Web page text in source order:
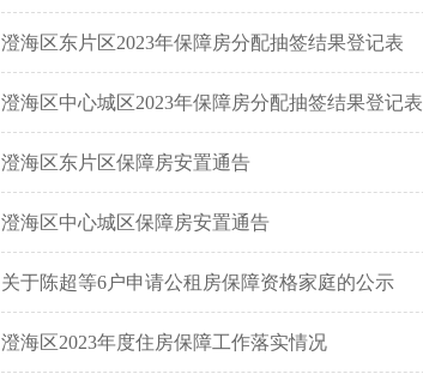
澄海区东片区2023年保障房分配抽签结果登记表
澄海区中心城区2023年保障房分配抽签结果登记表
澄海区东片区保障房安置通告
澄海区中心城区保障房安置通告
关于陈超等6户申请公租房保障资格家庭的公示
澄海区2023年度住房保障工作落实情况